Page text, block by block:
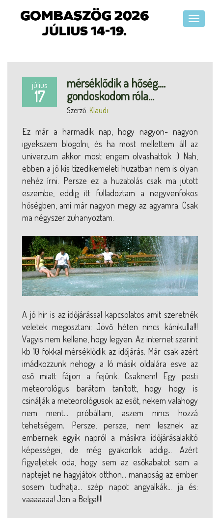
július
17
mérséklődik a hőség....
gondoskodom róla...
Szerző: Klaudi
Ez már a harmadik nap, hogy nagyon- nagyon
igyekszem blogolni, és ha most mellettem áll az
univerzum akkor most engem olvashattok :) Nah,
ebben a jó kis tizedikemeleti huzatban nem is olyan
nehéz írni. Persze ez a huzatolás csak ma jutott
eszembe, eddig itt fulladoztam a negyvenfokos
hőségben, ami már nagyon megy az agyamra. Csak
ma négyszer zuhanyoztam.
A jó hír is az időjárással kapcsolatos amit szeretnék
veletek megosztani: Jövő héten nincs kánikulla!!!
Vagyis nem kellene, hogy legyen. Az internet szerint
kb 10 fokkal mérséklődik az időjárás. Már csak azért
imádkozzunk nehogy a ló másik oldalára esve az
eső miatt fájjon a fejünk. Csaknem! Egy pesti
meteorológus barátom tanított, hogy hogy is
csinálják a meteorológusok az esőt, nekem valahogy
nem ment... próbáltam, aszem nincs hozzá
tehetségem. Persze, persze, nem lesznek az
embernek egyik napról a másikra időjárásalakító
képességei, de még gyakorlok addig... Azért
figyeljetek oda, hogy sem az esőkabatot sem a
naptejet ne hagyjátok otthon... manapság az ember
sosem tudhatja... szép napot angyalkák... ja és:
vaaaaaaa! Jön a Belga!!!!